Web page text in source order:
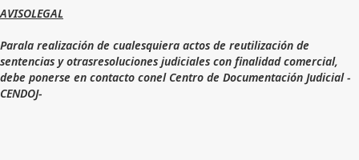
AVISOLEGAL
Parala realización de cualesquiera actos de reutilización de
sentencias y otrasresoluciones judiciales con finalidad comercial,
debe ponerse en contacto conel Centro de Documentación Judicial -
CENDOJ-